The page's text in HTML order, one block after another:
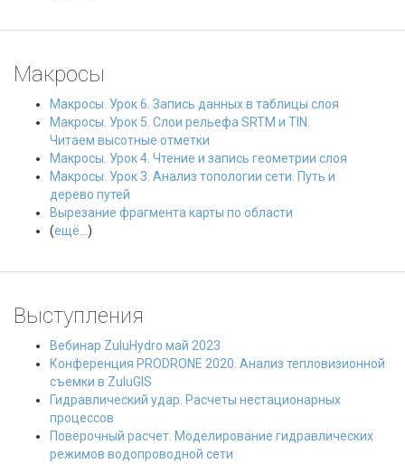
Макросы
Макросы. Урок 6. Запись данных в таблицы слоя
Макросы. Урок 5. Слои рельефа SRTM и TIN.
Читаем высотные отметки
Макросы. Урок 4. Чтение и запись геометрии слоя
Макросы. Урок 3. Анализ топологии сети. Путь и
дерево путей
Вырезание фрагмента карты по области
(ещё... )
Выступления
Вебинар ZuluHydro май 2023
Конференция PRODRONE 2020. Анализ тепловизионной
съемки в ZuluGIS
Гидравлический удар. Расчеты нестационарных
процессов
Поверочный расчет. Моделирование гидравлических
режимов водопроводной сети